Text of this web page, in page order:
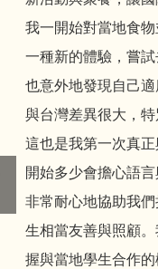
我一開始對當地食
一種新的體驗，嘗
也意外地發現自己
與台灣差異很大，
這也是我第一次真
開始多少會擔心語
非常耐心地協助我
生相當友善與照顧
握與當地學生合作的